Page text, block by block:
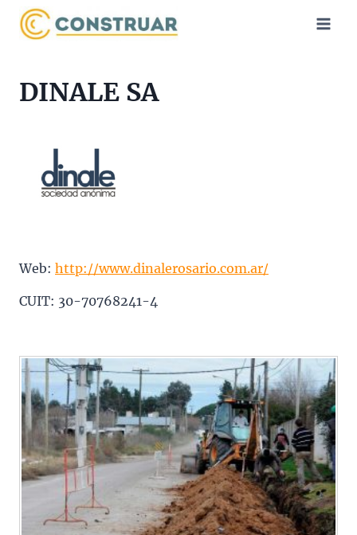
Saltar
DINALE SA
Web: http://www.dinalerosario.com.ar/
CUIT: 30-70768241-4